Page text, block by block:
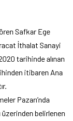
Safkar Ege
İthalat Sanayi
tarihinde alınan
itibaren Ana
Pazarı’nda
belirlenen